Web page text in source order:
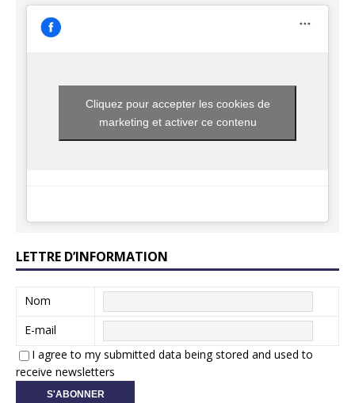
Cliquez pour accepter les cookies de
marketing et activer ce contenu
LETTRE D’INFORMATION
Nom
E-mail
I agree to my submitted data being stored and used to
receive newsletters